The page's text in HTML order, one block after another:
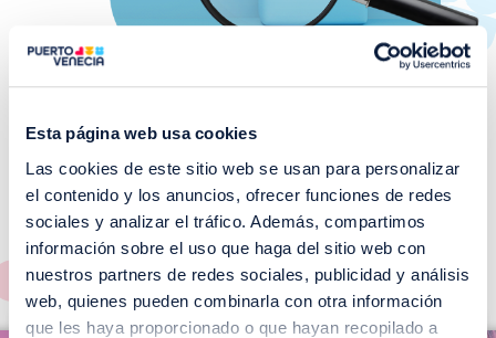
Esta página web usa cookies
Las cookies de este sitio web se usan para personalizar
el contenido y los anuncios, ofrecer funciones de redes
sociales y analizar el tráfico. Además, compartimos
información sobre el uso que haga del sitio web con
nuestros partners de redes sociales, publicidad y análisis
web, quienes pueden combinarla con otra información
que les haya proporcionado o que hayan recopilado a
¡No te pierdas nuestros
EVENTOS!
Ver todos >